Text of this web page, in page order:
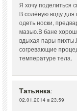
Я хочу поделиться
В солёную воду для
одеть носки,
мазью.В бане
вдыхая пары
согревающие
температуре тела.
Татьянка:
02.01.2014 в 23:59